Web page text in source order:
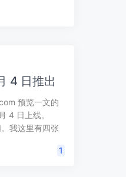
4 日推出
预览一文的
4 日上线。
我这里有四张
1